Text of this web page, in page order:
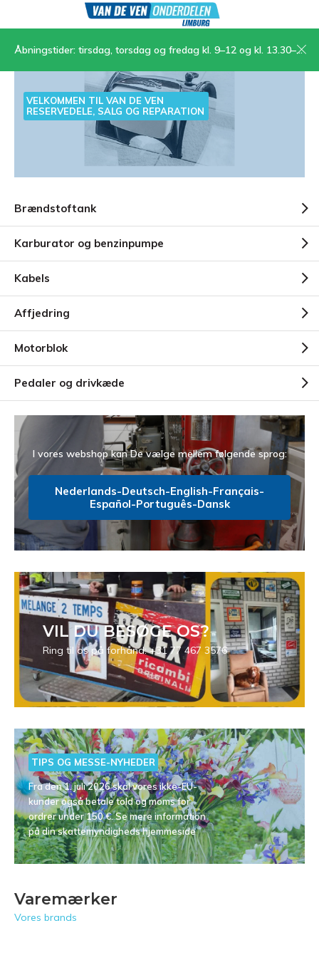
Åbningstider: tirsdag, torsdag og fredag kl. 9–12 og kl. 13.30–17, lørdag kl. 9–12
VELKOMMEN TIL VAN DE VEN
RESERVEDELE, SALG OG REPARATION
Brændstoftank
Karburator og benzinpumpe
Kabels
Affjedring
Motorblok
Pedaler og drivkæde
I vores webshop kan De vælge mellem følgende sprog:
Nederlands-Deutsch-English-Français-
Español-Português-Dansk
VIL DU BESØGE OS?
Ring til os på forhånd: +31 77 467 3576
TIPS OG MESSE-NYHEDER
Fra den 1. juli 2026 skal vores ikke-EU-
kunder også betale told og moms for
ordrer under 150 €. Se mere information
på din skattemyndigheds hjemmeside
Varemærker
Vores brands